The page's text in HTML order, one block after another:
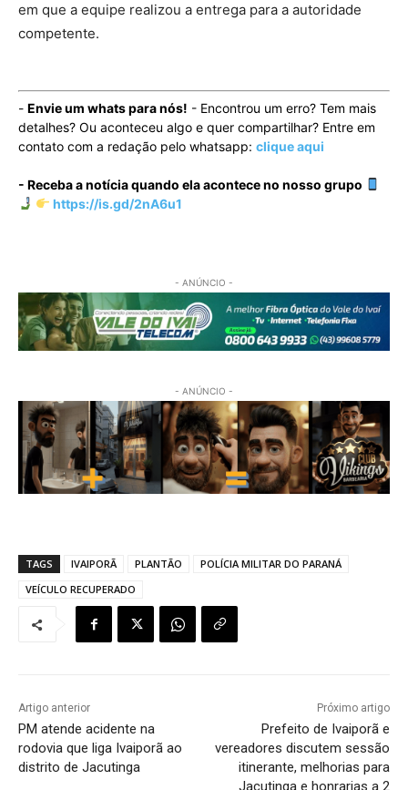
em que a equipe realizou a entrega para a autoridade
competente.
- Envie um whats para nós! - Encontrou um erro? Tem mais
detalhes? Ou aconteceu algo e quer compartilhar? Entre em
contato com a redação pelo whatsapp: clique aqui
- Receba a notícia quando ela acontece no nosso grupo
https://is.gd/2nA6u1
- ANÚNCIO -
- ANÚNCIO -
TAGS IVAIPORÃ PLANTÃO
POLÍCIA MILITAR DO PARANÁ
VEÍCULO RECUPERADO
Artigo anterior
PM atende acidente na
rodovia que liga Ivaiporã ao
distrito de Jacutinga
Próximo artigo
Prefeito de Ivaiporã e
vereadores discutem sessão
itinerante, melhorias para
Jacutinga e honrarias a 2